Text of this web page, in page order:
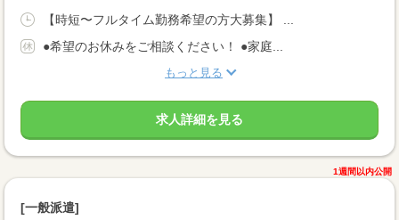
【時短〜フルタイム勤務希望の方大募集】 ...
●希望のお休みをご相談ください！ ●家庭...
もっと見る
求人詳細を見る
1週間以内公開
[一般派遣]